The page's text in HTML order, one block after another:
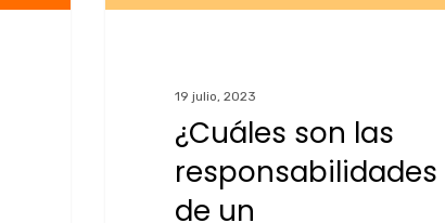
19 julio, 2023
¿Cuáles son las
responsabilidades
de un